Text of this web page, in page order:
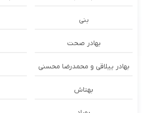
بنی
بهادر صحت
بهادر ییلاقی و محمدرضا محسنی
بهتاش